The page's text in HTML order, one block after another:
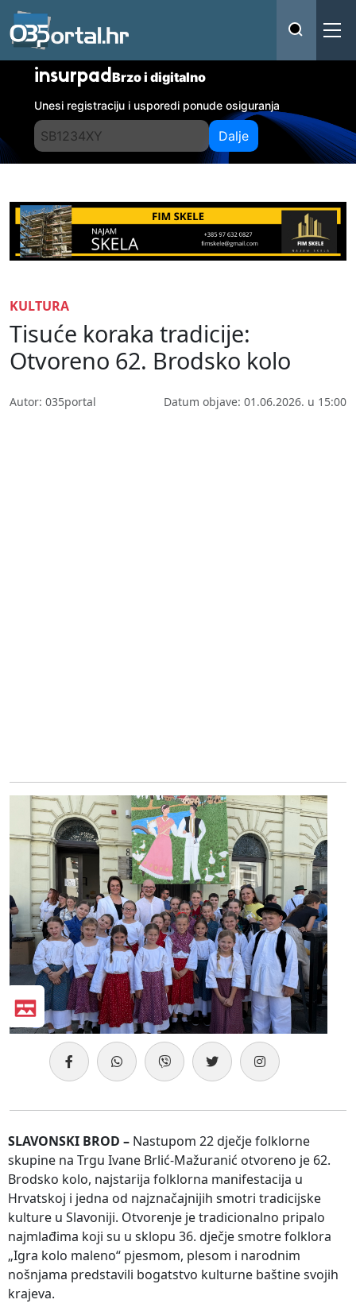
insurpadBrzo i digitalno
Unesi registraciju i usporedi ponude osiguranja
Dalje
KULTURA
Tisuće koraka tradicije:
Otvoreno 62. Brodsko kolo
Autor: 035portal Datum objave: 01.06.2026. u 15:00
SLAVONSKI BROD – Nastupom 22 dječje folklorne
skupine na Trgu Ivane Brlić-Mažuranić otvoreno je 62.
Brodsko kolo, najstarija folklorna manifestacija u
Hrvatskoj i jedna od najznačajnijih smotri tradicijske
kulture u Slavoniji. Otvorenje je tradicionalno pripalo
najmlađima koji su u sklopu 36. dječje smotre folklora
„Igra kolo maleno“ pjesmom, plesom i narodnim
nošnjama predstavili bogatstvo kulturne baštine svojih
krajeva.